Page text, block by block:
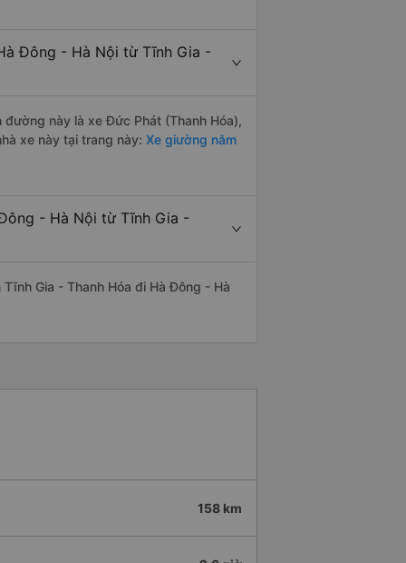
Đông - Hà Nội từ Tĩnh Gia -
này là xe Đức Phát (Thanh Hóa),
xe này tại trang này: Xe giường nằm
- Hà Nội từ Tĩnh Gia -
Gia - Thanh Hóa đi Hà Đông - Hà
158 km